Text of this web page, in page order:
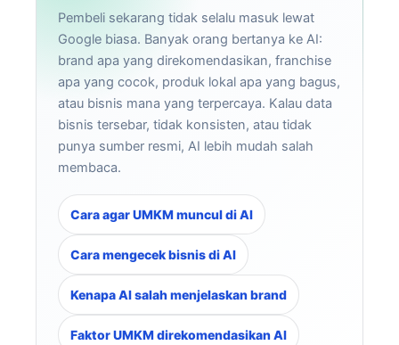
Pembeli sekarang tidak selalu masuk lewat
Google biasa. Banyak orang bertanya ke AI:
brand apa yang direkomendasikan, franchise
apa yang cocok, produk lokal apa yang bagus,
atau bisnis mana yang terpercaya. Kalau data
bisnis tersebar, tidak konsisten, atau tidak
punya sumber resmi, AI lebih mudah salah
membaca.
Cara agar UMKM muncul di AI
Cara mengecek bisnis di AI
Kenapa AI salah menjelaskan brand
Faktor UMKM direkomendasikan AI